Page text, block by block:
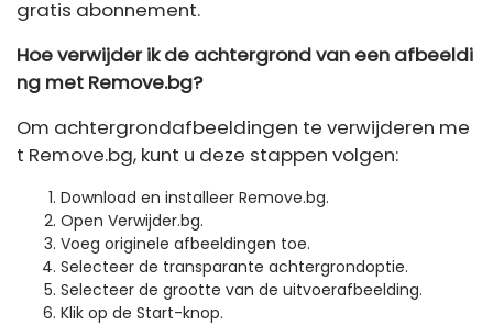
gratis abonnement.
Hoe verwijder ik de achtergrond van een afbeeldi
ng met Remove.bg?
Om achtergrondafbeeldingen te verwijderen me
t Remove.bg, kunt u deze stappen volgen:
Download en installeer Remove.bg.
Open Verwijder.bg.
Voeg originele afbeeldingen toe.
Selecteer de transparante achtergrondoptie.
Selecteer de grootte van de uitvoerafbeelding.
Klik op de Start-knop.